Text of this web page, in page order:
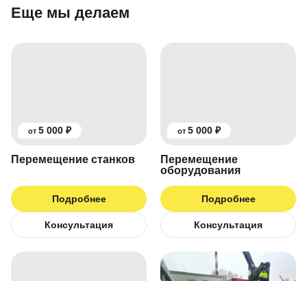
Еще мы делаем
от 5 000 ₽
Перемещение станков
Подробнее
Консультация
от 5 000 ₽
Перемещение
оборудования
Подробнее
Консультация